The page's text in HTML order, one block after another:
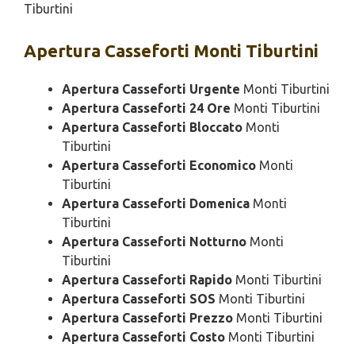
Tiburtini
Apertura Casseforti Monti Tiburtini
Apertura Casseforti Urgente Monti Tiburtini
Apertura Casseforti 24 Ore Monti Tiburtini
Apertura Casseforti Bloccato Monti
Tiburtini
Apertura Casseforti Economico Monti
Tiburtini
Apertura Casseforti Domenica Monti
Tiburtini
Apertura Casseforti Notturno Monti
Tiburtini
Apertura Casseforti Rapido Monti Tiburtini
Apertura Casseforti SOS Monti Tiburtini
Apertura Casseforti Prezzo Monti Tiburtini
Apertura Casseforti Costo Monti Tiburtini